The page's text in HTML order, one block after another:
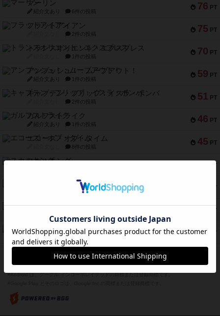
76 PT
マーリン
紹介文あり 6件の投稿
75 PT
フラットアイアン
2件の投稿
70 PT
トランスオリエント・エクスプレス
1件の投稿
59 PT
アンブッシュ！：ムーブアウト！
紹介文あり 1件の投稿
51 PT
キャプテン・フリップ：イスラ・ボンバ
2件の投稿
46 PT
ガルフストライク
紹介文あり 1件の投稿
45 PT
エコーズ・オブ・タイム
8件の投稿
45 PT
スカルキング
PT
1件の投稿
45 PT
Bitter End ブタペスト救出作戦
42 PT
ドコジャン
紹介文あり 10件の投稿
※Apple、Apple のロゴ は、米国および他の国々で登録されたApple Inc.の商標です。
※App Store は、Apple Inc.のサービスマークです。
※Android は、グーグル インコーポレイテッドの商標または登録商標です。